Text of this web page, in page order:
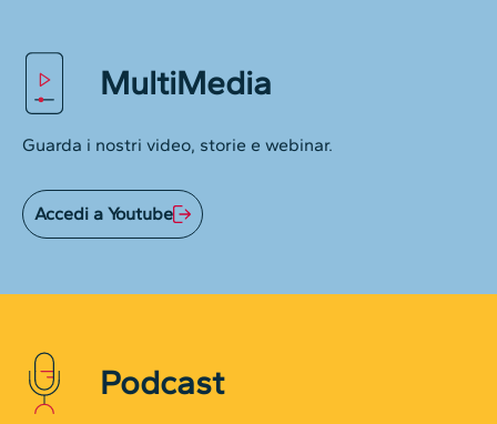
MultiMedia
Guarda i nostri video, storie e webinar.
Accedi a Youtube
Podcast